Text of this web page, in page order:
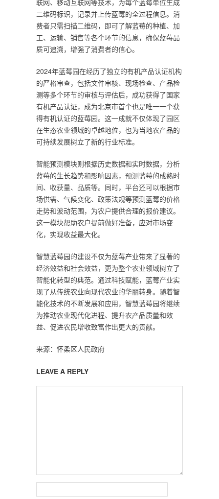
联网、移动互联网等技术，为每个蓝莓单位生成
二维码标识，记录并上传蓝莓的全过程信息。消
费者只需扫描二维码，即可了解蓝莓的种植、加
工、运输、销售等各个环节的信息，确保蓝莓品
质可追溯，增强了消费者的信心。
2024年蓝莓园在经历了独立的有机产品认证机构
的严格审查，包括文件审核、现场检查、产品检
测等多个环节的审核与评估后，成功获得了国家
有机产品认证，成为北京市首个也是唯一一个获
得有机认证的蓝莓园。这一成就不仅体现了园区
在生态农业领域的卓越地位，也为当地农产品的
可持续发展树立了新的行业标准。
智能预测模块则根据历史数据和实时数据，分析
蓝莓的生长趋势和影响因素，预测蓝莓的成熟时
间、收获量、品质等。同时，平台还可以根据市
场供需、气候变化、政策法规等预测蓝莓的价格
走势和波动范围，为农户提供合理的报价建议。
这一模块帮助农户提前做好准备，应对市场变
化，实现收益最大化。
智慧蓝莓园的建设不仅为蓝莓产业带来了显著的
经济效益和社会效益，更为整个农业领域树立了
智能化转型的典范。通过科技赋能，蓝莓产业实
现了从传统农业向现代农业的华丽转身。随着智
能化技术的不断发展和应用，智慧蓝莓园将继续
为推动农业现代化进程、提升农产品质量和效
益、促进农民增收致富作出更大的贡献。
来源：怀柔区人民政府
LEAVE A REPLY